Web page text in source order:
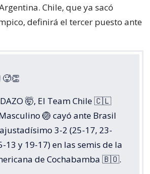
Chile, que ya sacó
definirá el tercer puesto ante
🥵👏
🤯, El Team Chile 🇨🇱
🏐 cayó ante Brasil
3-2 (25-17, 23-
13 y 19-17) en las semis de la
de Cochabamba 🇧🇴.